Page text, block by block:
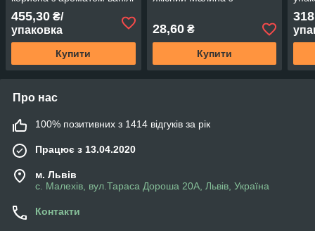
масляниста 3,75кг
(15шт*250г ) ТМ TONIYA
455,30 ₴/
упаковка
Купити
28,60₴
Купити
(10
Про нас
100% позитивних з 1414 відгуків за рік
Працює з 13.04.2020
м. Львів
с. Малехів, вул.Тараса Дороша 20А, Львів, Україна
Контакти